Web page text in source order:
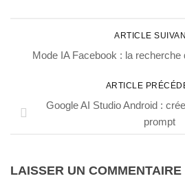
ARTICLE
Mode IA Facebook : la recherche
ARTICLE
Google AI Studio Android :
prompt
LAISSER UN COMMENTAIRE